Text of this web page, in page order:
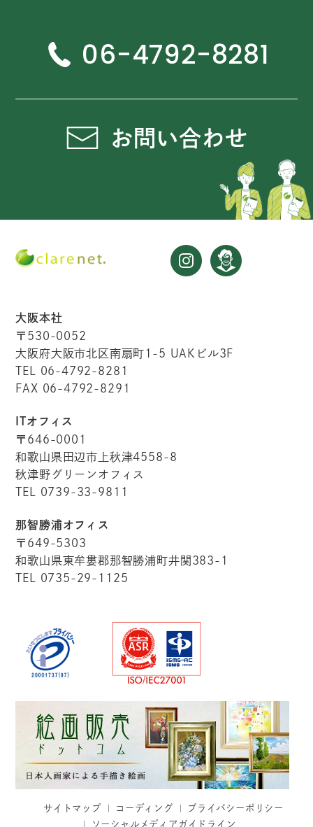
06-4792-8281
お問い合わせ
大阪本社
〒530-0052
大阪府大阪市北区南扇町1-5 UAKビル3F
TEL 06-4792-8281
FAX 06-4792-8291
ITオフィス
〒646-0001
和歌山県田辺市上秋津4558-8
秋津野グリーンオフィス
TEL 0739-33-9811
那智勝浦オフィス
〒649-5303
和歌山県東牟婁郡那智勝浦町井関383-1
TEL 0735-29-1125
サイトマップ コーディング
プライバシーポリシー
ソーシャルメディアガイドライン